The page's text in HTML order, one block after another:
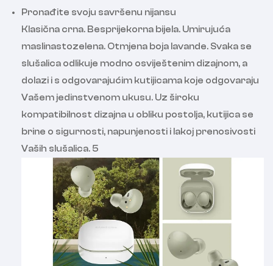
Pronađite svoju savršenu nijansu
Klasična crna. Besprijekorna bijela. Umirujuća
maslinastozelena. Otmjena boja lavande. Svaka se
slušalica odlikuje modno osviještenim dizajnom, a
dolazi i s odgovarajućim kutijicama koje odgovaraju
Vašem jedinstvenom ukusu. Uz široku
kompatibilnost dizajna u obliku postolja, kutijica se
brine o sigurnosti, napunjenosti i lakoj prenosivosti
Vaših slušalica. 5